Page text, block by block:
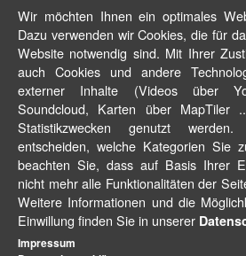
Wir möchten Ihnen ein optimales
Dazu verwenden wir Cookies, die für
Website notwendig sind. Mit Ihrer
auch Cookies und andere
externer Inhalte (Videos über
Soundcloud, Karten über MapTiler
Statistikzwecken genutzt
entscheiden, welche Kategorien Sie
beachten Sie, dass auf Basis Ihrer
nicht mehr alle Funktionalitäten der
Weitere Informationen und die
Einwillung finden Sie in unserer
Impressum